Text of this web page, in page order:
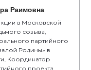
Раимовна
в Московской
созыва,
партийного
Родины» в
Координатор
проекта